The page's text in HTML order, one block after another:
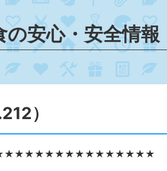
の安心・安全情報
）